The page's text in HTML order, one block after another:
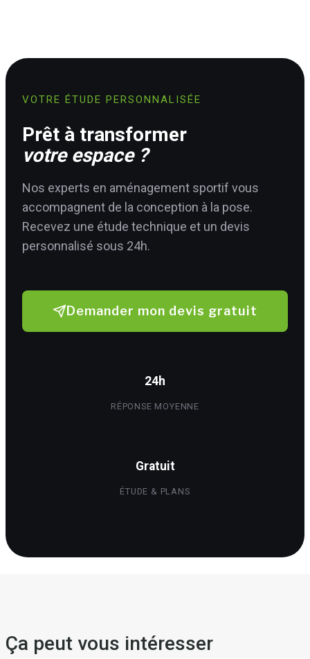
VOTRE ÉTUDE PERSONNALISÉE
Prêt à transformer
votre espace ?
Nos experts en aménagement sportif vous
accompagnent de la conception à la pose.
Recevez une étude technique et un devis
personnalisé sous 24h.
Demander mon devis gratuit
24h
RÉPONSE MOYENNE
Gratuit
ÉTUDE & PLANS
Ça peut vous intéresser